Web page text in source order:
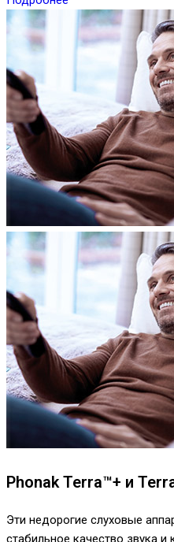
Phonak Terra™+ и
Эти недорогие слуховые
стабильное качество звука